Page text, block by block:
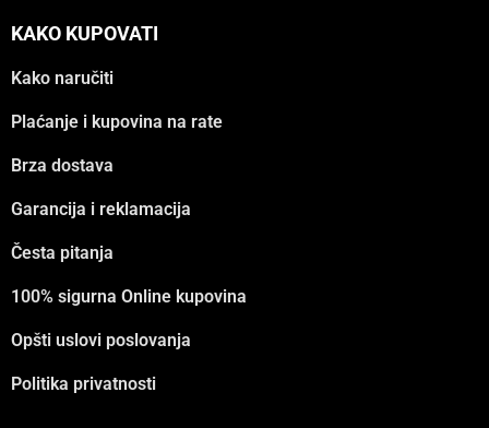
KAKO KUPOVATI
Kako naručiti
Plaćanje i kupovina na rate
Brza dostava
Garancija i reklamacija
Česta pitanja
100% sigurna Online kupovina
Opšti uslovi poslovanja
Politika privatnosti